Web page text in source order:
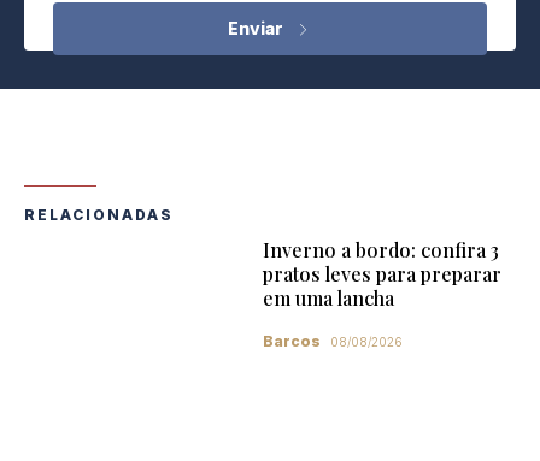
RELACIONADAS
Inverno a bordo: confira 3
pratos leves para preparar
em uma lancha
Barcos 08/08/2026